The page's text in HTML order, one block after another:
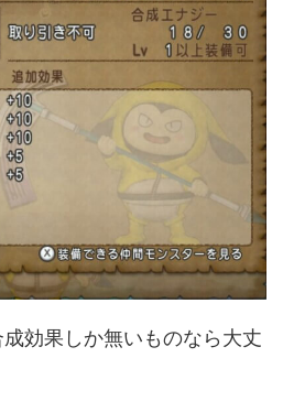
成効果しか無いものなら大丈